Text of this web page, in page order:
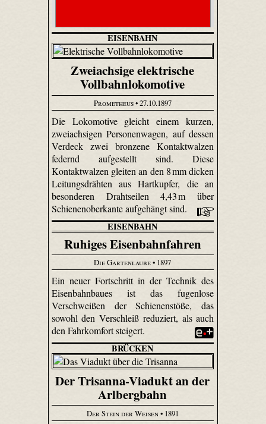
EISENBAHN
Zweiachsige elektrische
Vollbahnlokomotive
Prometheus• 27.10.1897
Die Lokomotive gleicht einem kurzen,
zweiachsigen Personenwagen, auf dessen
Verdeck zwei bronzene Kontaktwalzen
federnd aufgestellt sind. Diese
Kontaktwalzen gleiten an den 8 mm dicken
Leitungsdrähten aus Hartkupfer, die an
besonderen Drahtseilen 4,43 m über
Schienenoberkante aufgehängt sind.
EISENBAHN
Ruhiges Eisenbahnfahren
Die Gartenlaube• 1897
Ein neuer Fortschritt in der Technik des
Eisenbahnbaues ist das fugenlose
Verschweißen der Schienenstöße, das
sowohl den Verschleiß reduziert, als auch
den Fahrkomfort steigert.
BRÜCKEN
Der Trisanna-Viadukt an der
Arlbergbahn
Der Stein der Weisen• 1891